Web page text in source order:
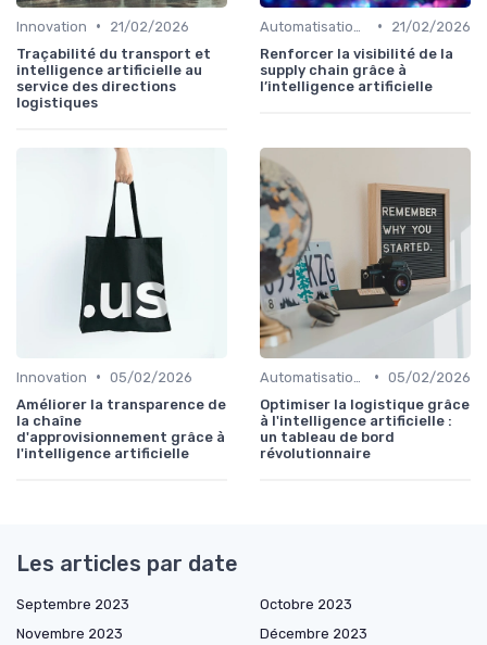
Innovation •
21/02/2026
Traçabilité du transport et
intelligence artificielle au
service des directions
logistiques
•
21/02/2026
Renforcer la visibilité de la
supply chain grâce à
l’intelligence artificielle
Innovation • 05/02/2026
Améliorer la transparence de
la chaîne
d'approvisionnement grâce à
l'intelligence artificielle
• 05/02/2026
Optimiser la logistique grâce
à l'intelligence artificielle :
un tableau de bord
révolutionnaire
Les articles par date
Septembre 2023
Octobre 2023
Novembre 2023
Décembre 2023